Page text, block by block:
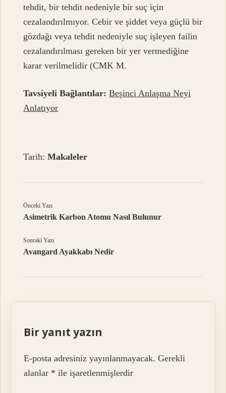
tehdit, bir tehdit nedeniyle bir suç için
cezalandırılmıyor. Cebir ve şiddet veya güçlü bir
gözdağı veya tehdit nedeniyle suç işleyen failin
cezalandırılması gereken bir yer vermediğine
karar verilmelidir (CMK M.
Tavsiyeli Bağlantılar: Beşinci Anlaşma Neyi
Anlatıyor
Tarih:Makaleler
Önceki Yazı
Asimetrik Karbon Atomu Nasıl Bulunur
Sonraki Yazı
Avangard Ayakkabı Nedir
Bir yanıt yazın
E-posta adresiniz yayınlanmayacak. Gerekli
alanlar * ile işaretlenmişlerdir